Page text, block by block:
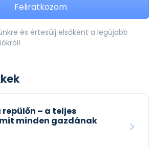
Feliratkozom
és értesülj elsőként a legújabb
– a teljes
minden gazdának